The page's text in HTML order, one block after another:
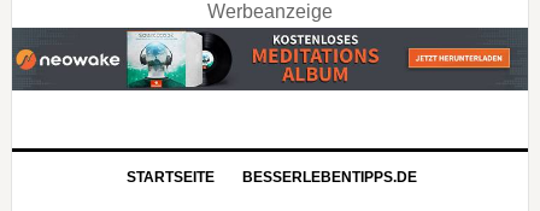
Werbeanzeige
STARTSEITE BESSERLEBENTIPPS.DE